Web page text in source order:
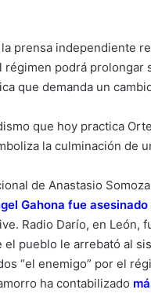
prensa independiente
podrá prolongar
que demanda un
que hoy practica
la culminación de
de Anastasio
Gahona fue asesinado
Radio Darío, en León,
pueblo le arrebató al
“el enemigo” por el
ha contabilizado